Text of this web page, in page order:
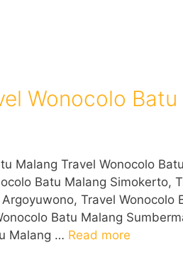
Wonocolo Batu
Malang Travel Wonocolo
Batu Malang Simokerto,
Travel Wonocolo
Batu Malang
Malang … Read more